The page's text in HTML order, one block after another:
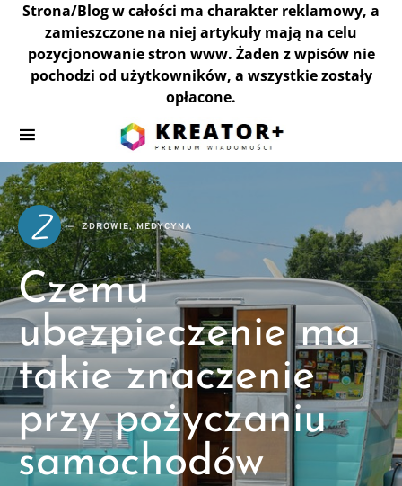
Strona/Blog w całości ma charakter reklamowy, a
zamieszczone na niej artykuły mają na celu
pozycjonowanie stron www. Żaden z wpisów nie
pochodzi od użytkowników, a wszystkie zostały
opłacone.
Z ZDROWIE, MEDYCYNA
Czemu
ubezpieczenie ma
takie znaczenie
przy pożyczaniu
samochodów